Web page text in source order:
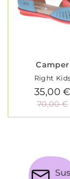
Camper
Right
35,00 €
70,00 €